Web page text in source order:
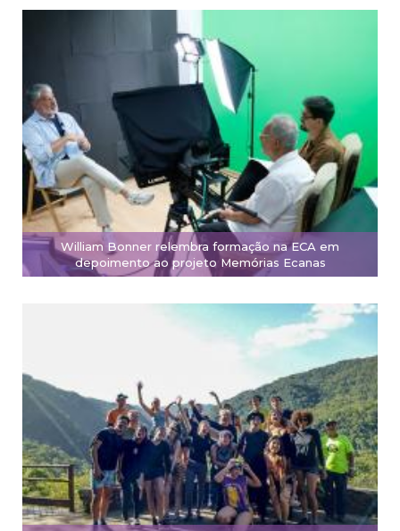
William Bonner relembra formação na ECA em
depoimento ao projeto Memórias Ecanas